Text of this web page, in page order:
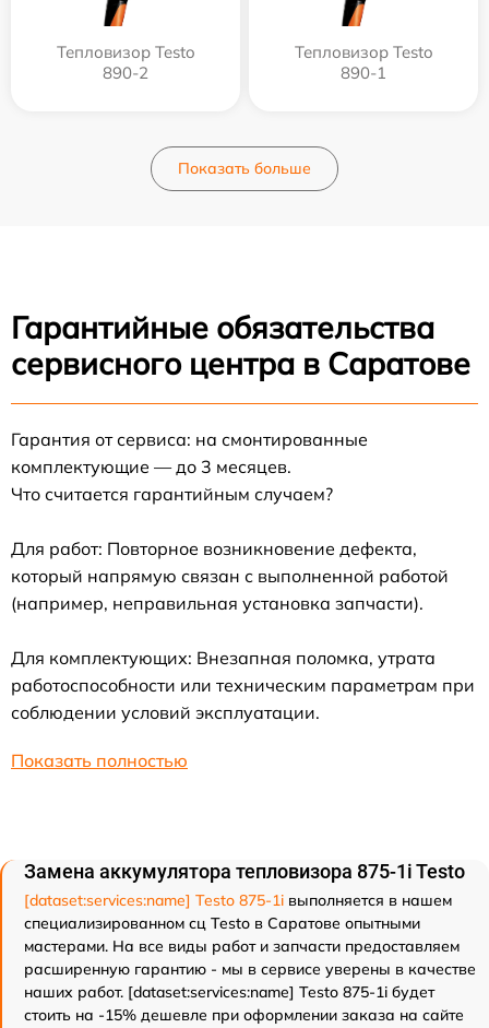
Тепловизор Testo
890-2
Тепловизор Testo
890-1
Показать больше
Гарантийные обязательства
сервисного центра в Саратове
Гарантия от сервиса: на смонтированные
комплектующие — до 3 месяцев.
Что считается гарантийным случаем?
Для работ: Повторное возникновение дефекта,
который напрямую связан с выполненной работой
(например, неправильная установка запчасти).
Для комплектующих: Внезапная поломка, утрата
работоспособности или техническим параметрам при
соблюдении условий эксплуатации.
Показать полностью
Замена аккумулятора тепловизора 875-1i Testo
[dataset:services:name] Testo 875-1i выполняется в нашем
специализированном сц Testo в Саратове опытными
мастерами. На все виды работ и запчасти предоставляем
расширенную гарантию - мы в сервисе уверены в качестве
наших работ. [dataset:services:name] Testo 875-1i будет
стоить на -15% дешевле при оформлении заказа на сайте